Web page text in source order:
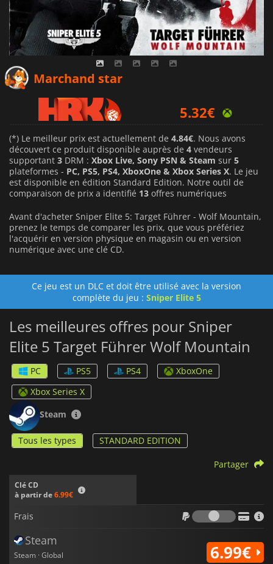
Marchand star
5.32€
6.99€
(*) Le meilleur prix est actuellement de 4.84€. Nous avons
découvert ce produit disponible auprès de 4 vendeurs
supportant 3 DRM : Xbox Live, Sony PSN & Steam sur 5
plateformes - PC, PS5, PS4, XboxOne & Xbox Series X. Le jeu
est disponible en édition Standard Edition. Notre outil de
comparaison de prix a identifié 13 offres numériques
Avant d'acheter Sniper Elite 5: Target Führer - Wolf Mountain,
prenez le temps de comparer les prix, que vous préfériez
l'acquérir en version physique en magasin ou en version
numérique avec une clé CD.
Ce jeu est un DLC et doit être utilisé avec la version
complète du jeu : Sniper Elite 5
Les meilleures offres pour Sniper
Elite 5 Target Führer Wolf Mountain
PC PS5 PS4
XboxOne
Xbox Series X
Steam
Tous les types STANDARD EDITION
Clé CD
à partir de6.99€
Partager
Frais
Frais
Steam
Steam · Global 6.99€